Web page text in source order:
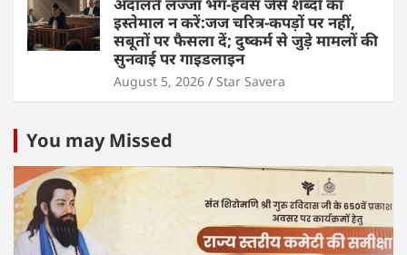
अदालतें लज्जा भंग-हवस जैसे शब्दों का
इस्तेमाल न करें:जज चरित्र-कपड़ों पर नहीं,
सबूतों पर फैसला दें; दुष्कर्म से जुड़े मामलों की
सुनवाई पर गाइडलाइन
August 5, 2026 Star Savera
You may Missed